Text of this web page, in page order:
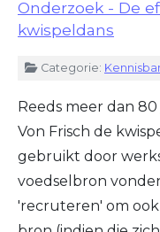
Onderzoek - De
kwispeldans
DetailsCategorie:
Reeds meer dan
Von Frisch de
gebruikt door
voedselbron
'recruteren' om